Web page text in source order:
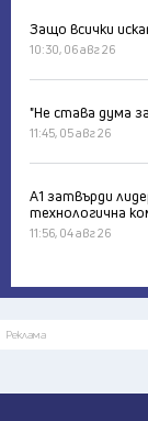
Защо всички
10:30, 06 авг 26
"Не става дума
11:45, 05 авг 26
А1 затвърди
технологична
11:56, 04 авг 26
Реклама